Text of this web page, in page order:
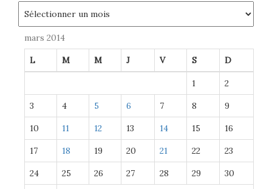
mars 2014
L M M J V S D
1 2
3 4 5 6 7 8 9
10 11 12 13 14 15 16
17 18 19 20 21 22 23
24 25 26 27 28 29 30